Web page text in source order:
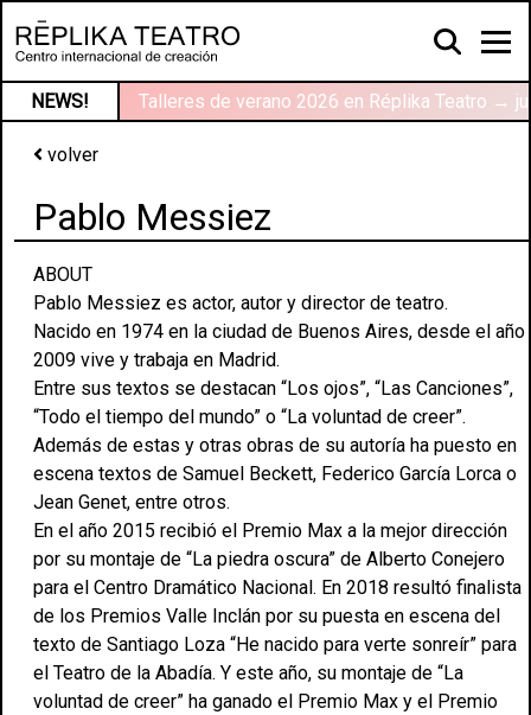
NEWS! Talleres de verano 2026 en Réplika Teatro →
volver
Pablo Messiez
ABOUT
Pablo Messiez es actor, autor y director de teatro.
Nacido en 1974 en la ciudad de Buenos Aires, desde el año
2009 vive y trabaja en Madrid.
Entre sus textos se destacan “Los ojos”, “Las Canciones”,
“Todo el tiempo del mundo” o “La voluntad de creer”.
Además de estas y otras obras de su autoría ha puesto en
escena textos de Samuel Beckett, Federico García Lorca o
Jean Genet, entre otros.
En el año 2015 recibió el Premio Max a la mejor dirección
por su montaje de “La piedra oscura” de Alberto Conejero
para el Centro Dramático Nacional. En 2018 resultó finalista
de los Premios Valle Inclán por su puesta en escena del
texto de Santiago Loza “He nacido para verte sonreír” para
el Teatro de la Abadía. Y este año, su montaje de “La
voluntad de creer” ha ganado el Premio Max y el Premio